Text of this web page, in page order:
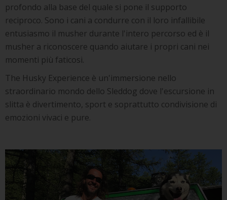
profondo alla base del quale si pone il supporto
reciproco. Sono i cani a condurre con il loro infallibile
entusiasmo il musher durante l'intero percorso ed è il
musher a riconoscere quando aiutare i propri cani nei
momenti più faticosi.
The Husky Experience è un'immersione nello
straordinario mondo dello Sleddog dove l'escursione in
slitta è divertimento, sport e soprattutto condivisione di
emozioni vivaci e pure.